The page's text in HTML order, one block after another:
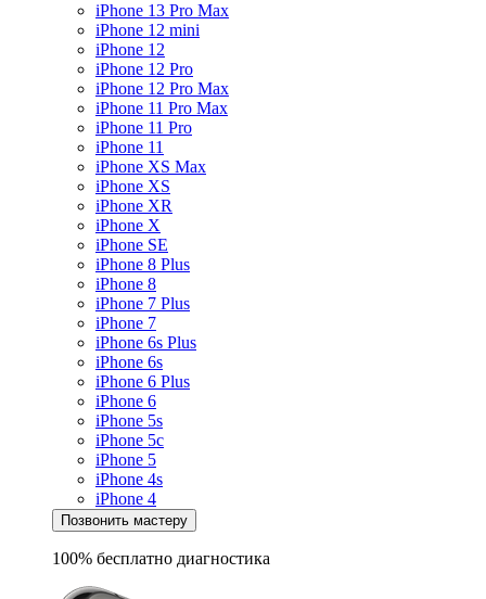
iPhone 13 Pro Max
iPhone 12 mini
iPhone 12
iPhone 12 Pro
iPhone 12 Pro Max
iPhone 11 Pro Max
iPhone 11 Pro
iPhone 11
iPhone XS Max
iPhone XS
iPhone XR
iPhone X
iPhone SE
iPhone 8 Plus
iPhone 8
iPhone 7 Plus
iPhone 7
iPhone 6s Plus
iPhone 6s
iPhone 6 Plus
iPhone 6
iPhone 5s
iPhone 5c
iPhone 5
iPhone 4s
iPhone 4
Позвонить мастеру
100% бесплатно диагностика